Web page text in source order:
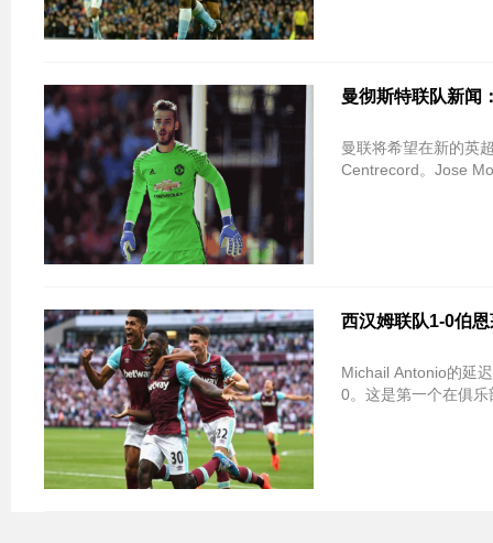
曼彻斯特联队新闻
曼联将希望在新的英
Centrecord。Jose
西汉姆联队1-0伯
Michail Antonio的延
0。这是第一个在俱